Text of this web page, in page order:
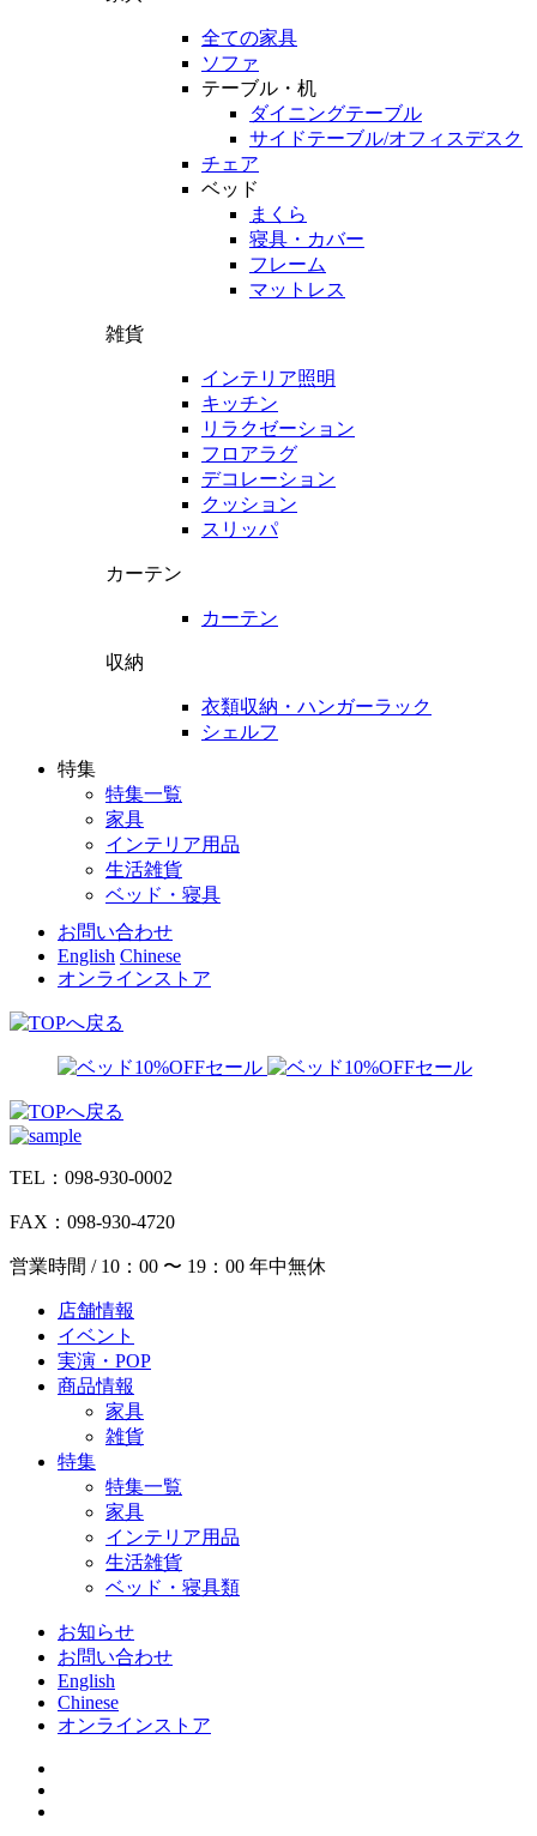
全ての家具
ソファ
テーブル・机
ダイニングテーブル
サイドテーブル/オフィスデスク
チェア
ベッド
まくら
寝具・カバー
フレーム
マットレス
雑貨
インテリア照明
キッチン
リラクゼーション
フロアラグ
デコレーション
クッション
スリッパ
カーテン
カーテン
収納
衣類収納・ハンガーラック
シェルフ
特集
特集一覧
家具
インテリア用品
生活雑貨
ベッド・寝具
お問い合わせ
English Chinese
オンラインストア
TEL：098-930-0002
FAX：098-930-4720
営業時間 / 10：00 〜 19：00 年中無休
店舗情報
イベント
実演・POP
商品情報
家具
雑貨
特集
特集一覧
家具
インテリア用品
生活雑貨
ベッド・寝具類
お知らせ
お問い合わせ
English
Chinese
オンラインストア